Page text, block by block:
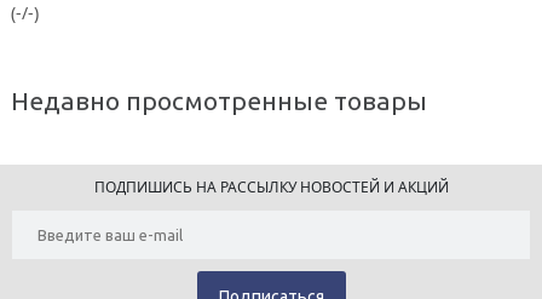
(-/-)
Недавно просмотренные товары
ПОДПИШИСЬ НА РАССЫЛКУ НОВОСТЕЙ И АКЦИЙ